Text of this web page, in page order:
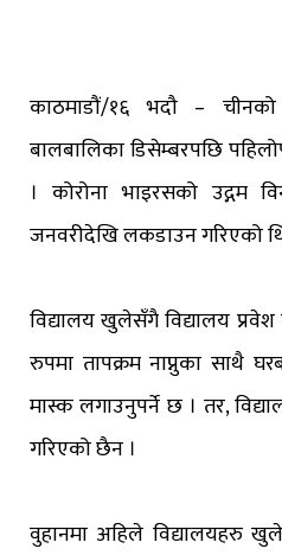
काठमाडौं/१६ भदौ –
बालबालिका डिसेम्बरपछि
। कोरोना भाइरसको उद्गम
जनवरीदेखि लकडाउन गरिएको
विद्यालय खुलेसँगै विद्यालय प्रवेश
रुपमा तापक्रम नाप्नुका साथै
मास्क लगाउनुपर्ने छ । तर,
गरिएको छैन ।
वुहानमा अहिले विद्यालयहरु